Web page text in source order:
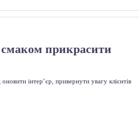
прикрасити
інтер’єр, привернути увагу клієнтів